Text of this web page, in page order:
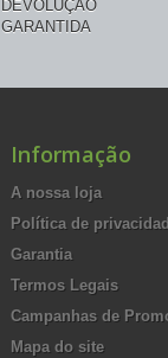
DEVOLUÇÃO
GARANTIDA
Informação
A nossa loja
Política de
Garantia
Termos Legais
Campanhas de
Mapa do site